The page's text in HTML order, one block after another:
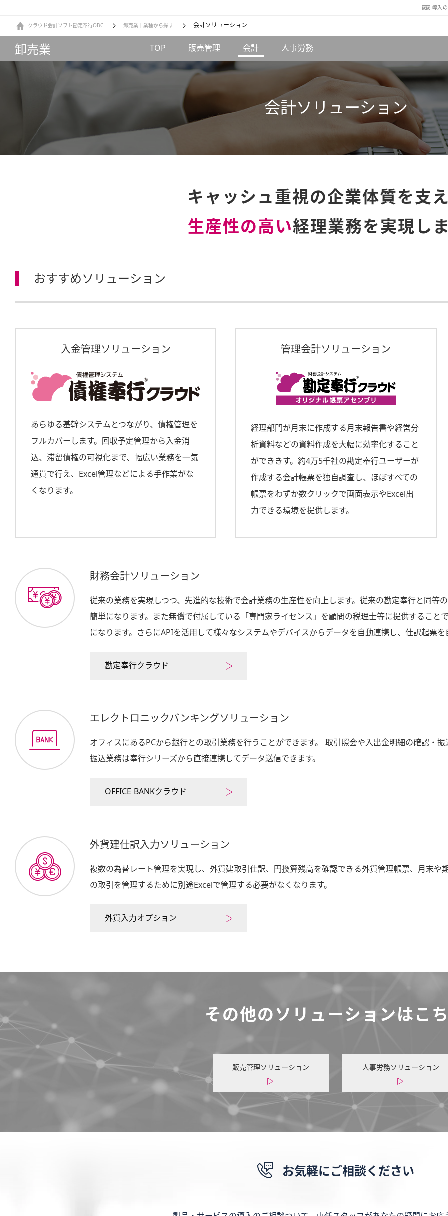
導入
クラウド会計ソフト勘定奉行OBC 卸売業｜業種から探す 会計ソリューション
卸売業 TOP 販売管理 会計 人事労務
会計ソリューション
キャッシュ重視の企業体質を支
生産性の高い経理業務を実現し
おすすめソリューション
入金管理ソリューション
あらゆる基幹システムとつながり、債権管理を
フルカバーします。回収予定管理から入金消
込、滞留債権の可視化まで、幅広い業務を一気
通貫で行え、Excel管理などによる手作業がな
くなります。
管理会計ソリューション
経理部門が月末に作成する月末報告書や経営分
析資料などの資料作成を大幅に効率化すること
ができきす。約4万5千社の勘定奉行ユーザーが
作成する会計帳票を独自調査し、ほぼすべての
帳票をわずか数クリックで画面表示やExcel出
力できる環境を提供します。
財務会計ソリューション
従来の業務を実現しつつ、先進的な技術で会計業務の生産性を向上します。従来の勘定奉行と同等
簡単になります。また無償で付属している「専門家ライセンス」を顧問の税理士等に提供すること
になります。さらにAPIを活用して様々なシステムやデバイスからデータを自動連携し、仕訳起票
勘定奉行クラウド
エレクトロニックバンキングソリューション
オフィスにあるPCから銀行との取引業務を行うことができます。 取引照会や入出金明細の確認・
振込業務は奉行シリーズから直接連携してデータ送信できます。
OFFICE BANKクラウド
外貨建仕訳入力ソリューション
複数の為替レート管理を実現し、外貨建取引仕訳、円換算残高を確認できる外貨管理帳票、月末や
の取引を管理するために別途Excelで管理する必要がなくなります。
外貨入力オプション
その他のソリューションはこ
販売管理ソリューション 人事労務ソリューション
お気軽にご相談ください